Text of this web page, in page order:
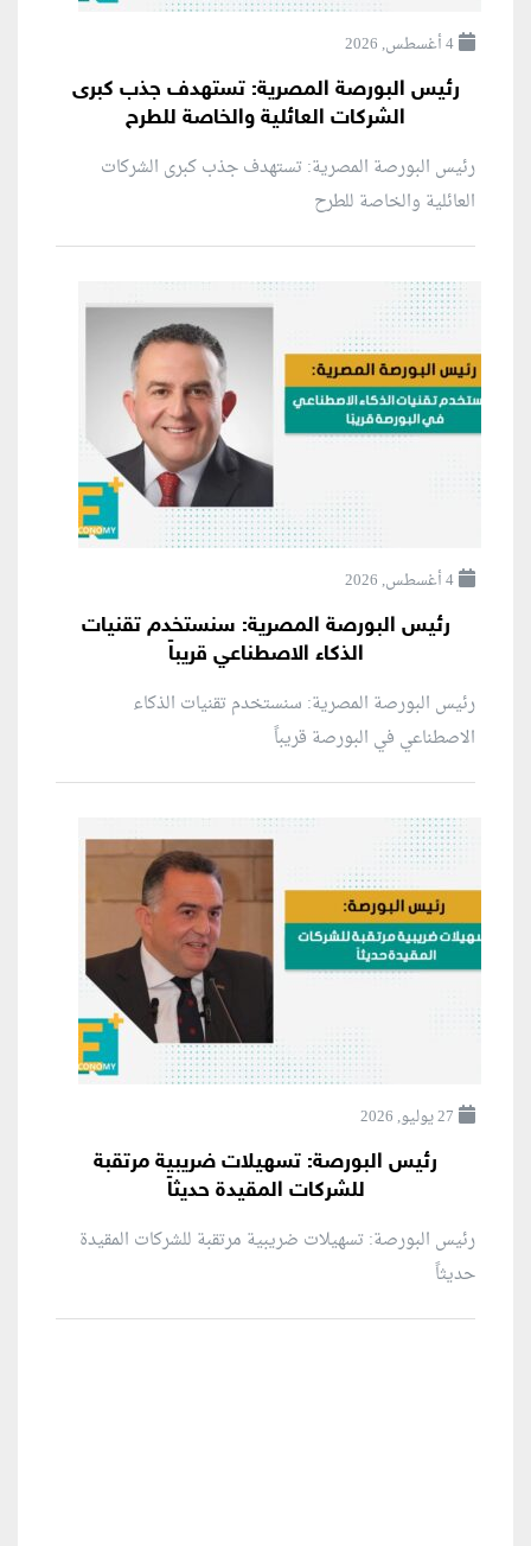
4 أغسطس, 2026
رئيس البورصة المصرية: تستهدف جذب كبرى
الشركات العائلية والخاصة للطرح
رئيس البورصة المصرية: تستهدف جذب كبرى الشركات
العائلية والخاصة للطرح
4 أغسطس, 2026
رئيس البورصة المصرية: سنستخدم تقنيات
الذكاء الاصطناعي قريباً
رئيس البورصة المصرية: سنستخدم تقنيات الذكاء
الاصطناعي في البورصة قريباً
27 يوليو, 2026
رئيس البورصة: تسهيلات ضريبية مرتقبة
للشركات المقيدة حديثاً
رئيس البورصة: تسهيلات ضريبية مرتقبة للشركات المقيدة
حديثاً